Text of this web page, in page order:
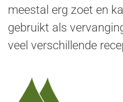
meestal erg zoet en
gebruikt als
veel verschillende